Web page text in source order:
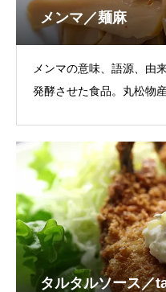
メンマ／麺麻
メンマの意味、語源、由
発酵させた食品。丸松物
タルタルソース／